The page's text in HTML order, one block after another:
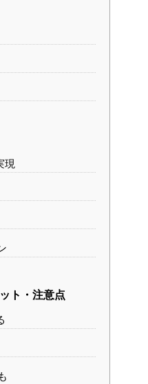
現
ト・注意点